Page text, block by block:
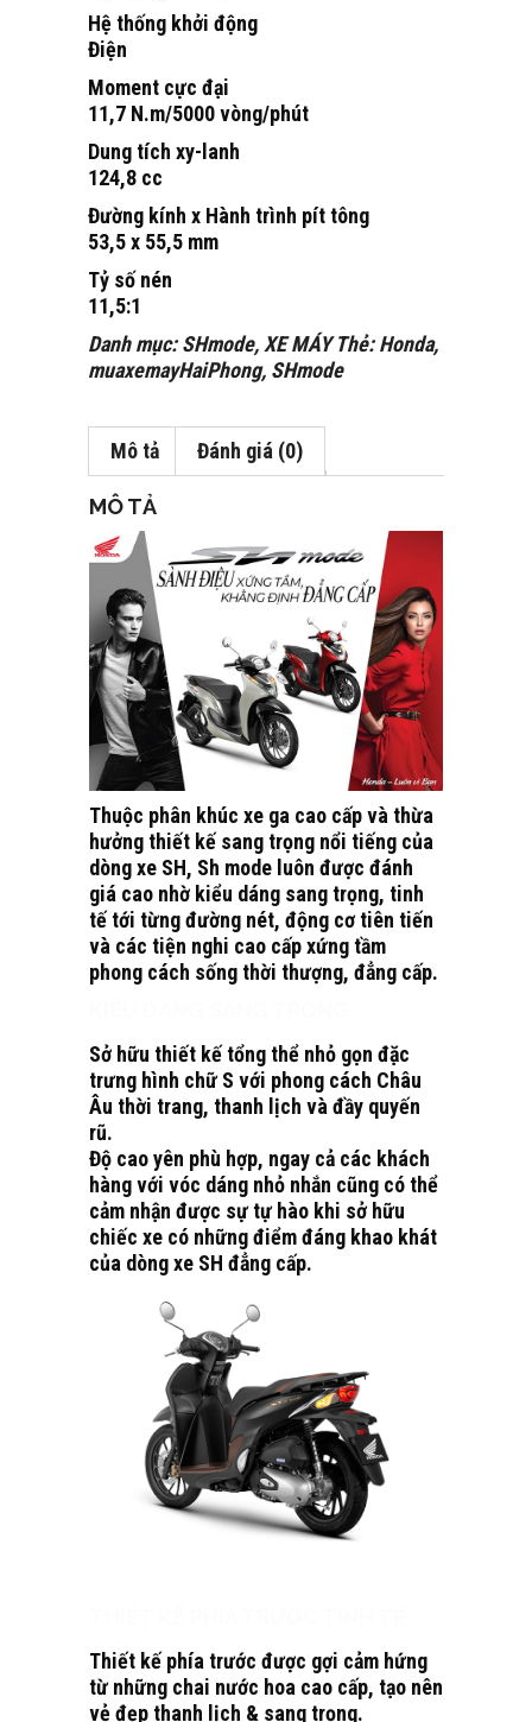
Hệ thống khởi động
Điện
Moment cực đại
11,7 N.m/5000 vòng/phút
Dung tích xy-lanh
124,8 cc
Đường kính x Hành trình pít tông
53,5 x 55,5 mm
Tỷ số nén
11,5:1
Danh mục:SHmode, XE MÁY Thẻ:Honda,
muaxemayHaiPhong, SHmode
Mô tả Đánh giá (0)
MÔ TẢ
Thuộc phân khúc xe ga cao cấp và thừa
hưởng thiết kế sang trọng nổi tiếng của
dòng xe SH, Sh mode luôn được đánh
giá cao nhờ kiểu dáng sang trọng, tinh
tế tới từng đường nét, động cơ tiên tiến
và các tiện nghi cao cấp xứng tầm
phong cách sống thời thượng, đẳng cấp.
Sở hữu thiết kế tổng thể nhỏ gọn đặc
trưng hình chữ S với phong cách Châu
Âu thời trang, thanh lịch và đầy quyến
rũ.
Độ cao yên phù hợp, ngay cả các khách
hàng với vóc dáng nhỏ nhắn cũng có thể
cảm nhận được sự tự hào khi sở hữu
chiếc xe có những điểm đáng khao khát
của dòng xe SH đẳng cấp.
Thiết kế phía trước được gợi cảm hứng
từ những chai nước hoa cao cấp, tạo nên
vẻ đẹp thanh lịch & sang trọng.